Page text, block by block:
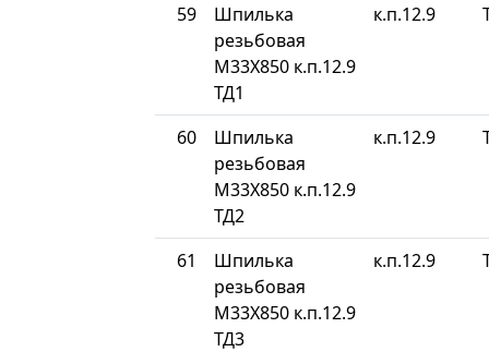
59
Шпилька
резьбовая
М33Х850 к.п.12.9
ТД1
к.п.12.9
60
Шпилька
резьбовая
М33Х850 к.п.12.9
ТД2
к.п.12.9
61
Шпилька
резьбовая
М33Х850 к.п.12.9
ТД3
к.п.12.9